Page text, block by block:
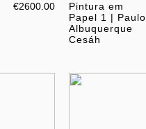
€2600.00
Pintura em
Papel 1 | Paulo
Albuquerque
Cesáh